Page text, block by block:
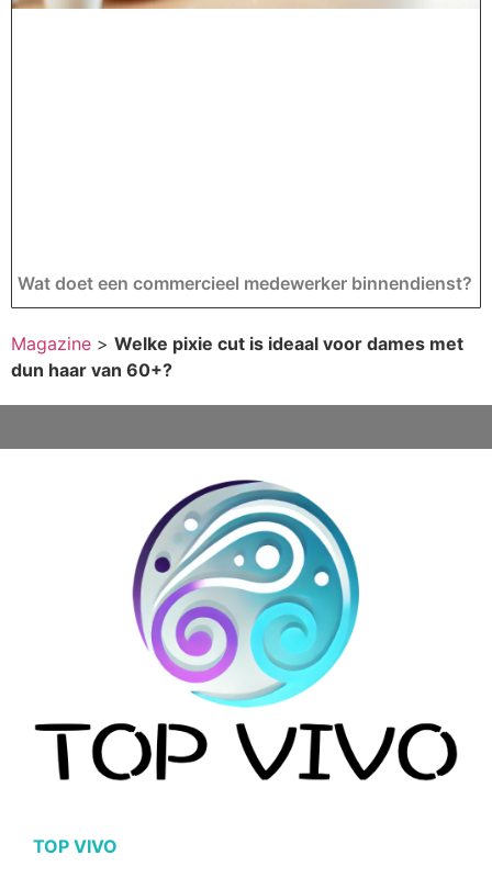
Wat doet een commercieel medewerker binnendienst?
Magazine > Welke pixie cut is ideaal voor dames met
dun haar van 60+?
TOP VIVO